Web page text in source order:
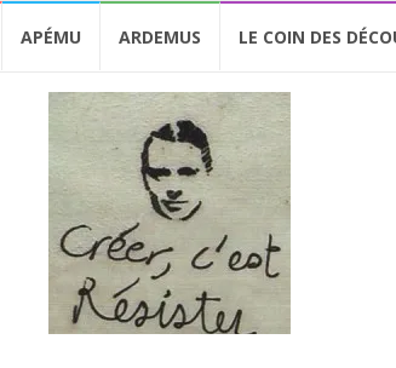
APÉMU ARDEMUS LE COIN DES